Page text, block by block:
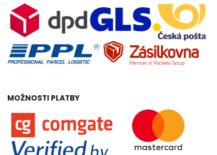
MOŽNOSTI PLATBY